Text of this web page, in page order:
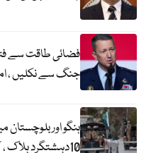
فضائی طاقت سے
جنگ سے نکلیں ،
ہنگو اور بلوچستان
10دہشتگرد ہلاک ، کیپٹن شہید